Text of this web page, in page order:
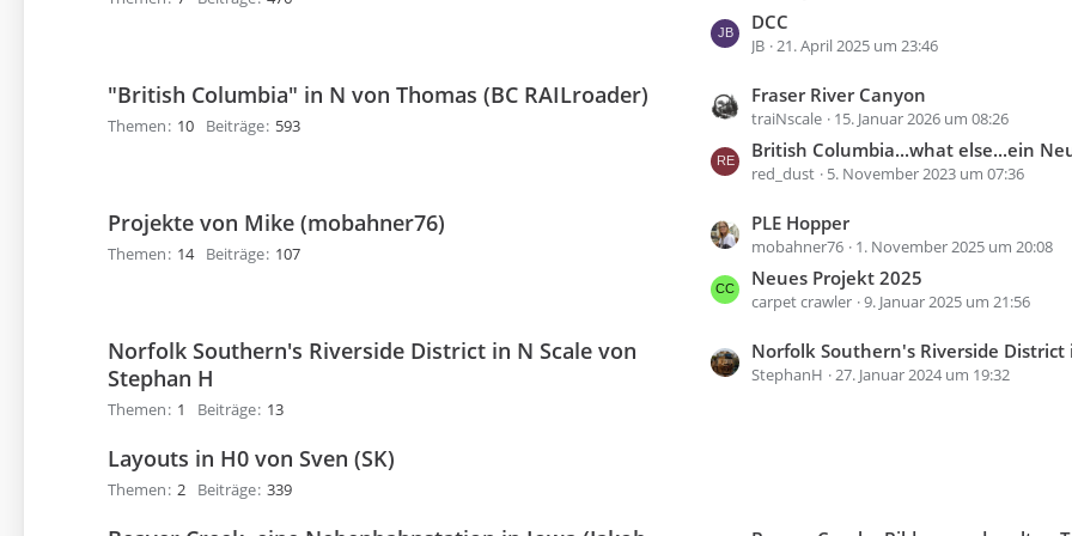
e
i
r
g
e
t
z
e
B
e
i
r
ä
g
e
DCC
JB 21. April 2025 um 23:46
"British Columbia" in N von Thomas (BC RAILroader)
Themen 10 Beiträge 593
L
e
t
z
e
B
e
i
r
ä
Fraser River Canyon
traiNscale 15. Januar 2026 um 08:26
British Columbia...what else...ein
red_dust 5. November 2023 um 07:36
Projekte von Mike (mobahner76)
Themen 14 Beiträge 107
L
e
t
z
e
B
PLE Hopper
mobahner76 1. November 2025 um 20:08
Neues Projekt 2025
carpet crawler 9. Januar 2025 um 21:56
Norfolk Southern's Riverside District in N Scale von
Stephan H
Themen 1 Beiträge 13
L
e
Norfolk Southern's Riverside District in
StephanH 27. Januar 2024 um 19:32
Layouts in H0 von Sven (SK)
Themen 2 Beiträge 339